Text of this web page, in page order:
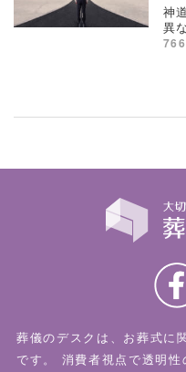
神
異
葬儀のデスクは、お葬式に
です。
消費者視点で透明